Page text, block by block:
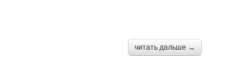
читать дальше →